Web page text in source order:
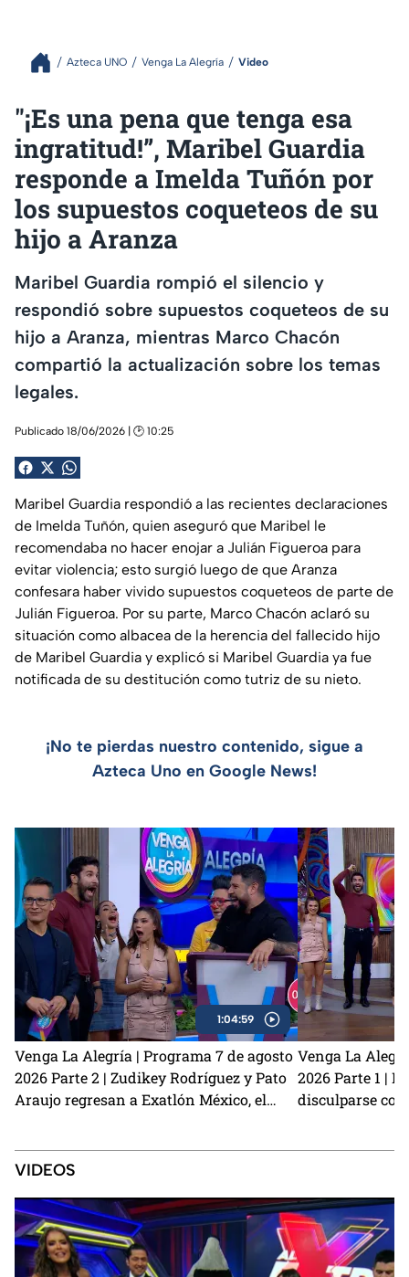
Azteca UNO Venga La Alegría Video
"¡Es una pena que tenga esa
ingratitud!”, Maribel Guardia
responde a Imelda Tuñón por
los supuestos coqueteos de su
hijo a Aranza
Maribel Guardia rompió el silencio y
respondió sobre supuestos coqueteos de su
hijo a Aranza, mientras Marco Chacón
compartió la actualización sobre los temas
legales.
Publicado 18/06/2026 | 🕑 10:25
Maribel Guardia respondió a las recientes declaraciones
de Imelda Tuñón, quien aseguró que Maribel le
recomendaba no hacer enojar a Julián Figueroa para
evitar violencia; esto surgió luego de que Aranza
confesara haber vivido supuestos coqueteos de parte de
Julián Figueroa. Por su parte, Marco Chacón aclaró su
situación como albacea de la herencia del fallecido hijo
de Maribel Guardia y explicó si Maribel Guardia ya fue
notificada de su destitución como tutriz de su nieto.
¡No te pierdas nuestro contenido, sigue a
Azteca Uno en Google News!
1:04:59
Venga La Alegría | Programa 7 de agosto
2026 Parte 2 | Zudikey Rodríguez y Pato
Araujo regresan a Exatlón México, el
Venga La
2026 Parte 1 |
disculparse
VIDEOS